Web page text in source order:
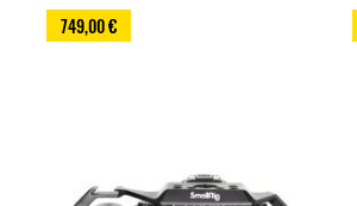
749,00 €